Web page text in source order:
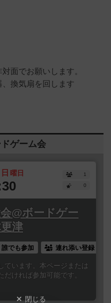
面でお願いします。
換気扇を回します
ゲーム会
日 曜日
1
0
@ボードゲー
津
誰でも参加 連れ添い登録
ています。本ページまたは
ければ参加可能です。
閉じる